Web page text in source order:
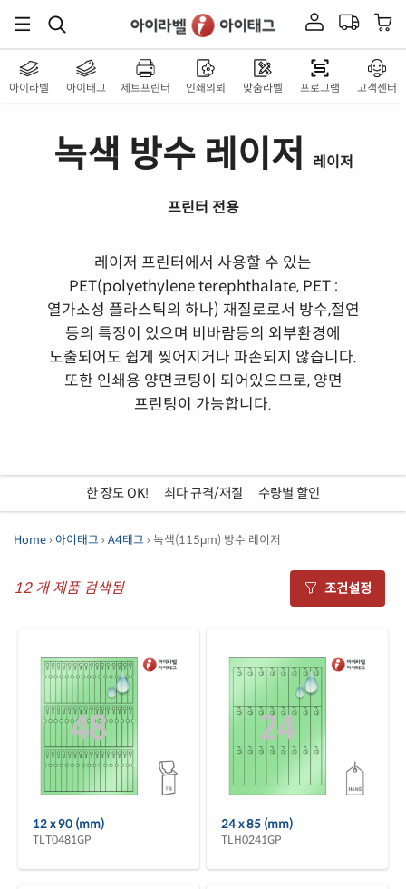
아이라벨 아이태그 제트프린터 인쇄의뢰 맞춤라벨 프로그램 고객센터
녹색 방수 레이저 레이저
프린터 전용
레이저 프린터에서 사용할 수 있는
PET(polyethylene terephthalate, PET :
열가소성 플라스틱의 하나) 재질로로서 방수,절연
등의 특징이 있으며 비바람등의 외부환경에
노출되어도 쉽게 찢어지거나 파손되지 않습니다.
또한 인쇄용 양면코팅이 되어있으므로, 양면
프린팅이 가능합니다.
한 장도 OK! 최다 규격/재질 수량별 할인
Home› 아이태그 › A4태그 › 녹색(115μm) 방수 레이저
12개 제품 검색됨 조건설정
12 x 90 (mm)
TLT0481GP
24 x 85 (mm)
TLH0241GP